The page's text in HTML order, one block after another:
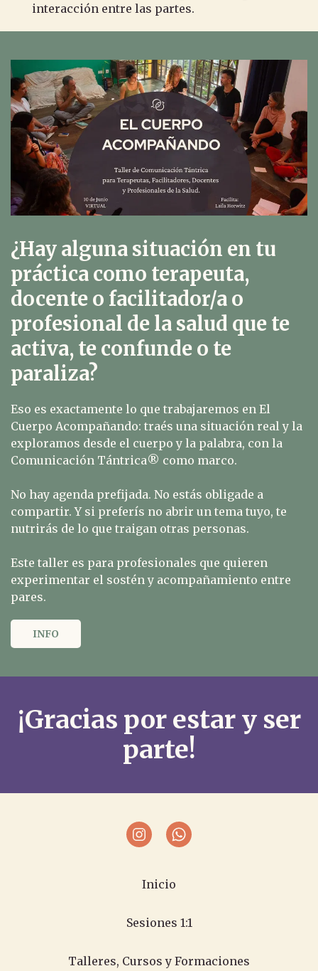
interacción entre las partes.
¿Hay alguna situación en tu
práctica como terapeuta,
docente o facilitador/a o
profesional de la salud que te
activa, te confunde o te
paraliza?
Eso es exactamente lo que trabajaremos en El
Cuerpo Acompañando: traés una situación real y la
exploramos desde el cuerpo y la palabra, con la
Comunicación Tántrica®️ como marco.
No hay agenda prefijada. No estás obligade a
compartir. Y si preferís no abrir un tema tuyo, te
nutrirás de lo que traigan otras personas.
Este taller es para profesionales que quieren
experimentar el sostén y acompañamiento entre
pares.
INFO
¡Gracias por estar y ser
parte!
Inicio
Sesiones 1:1
Talleres, Cursos y Formaciones